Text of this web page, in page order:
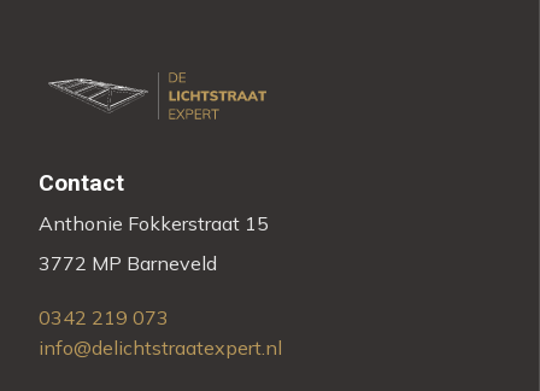
Contact
Anthonie Fokkerstraat 15
3772 MP Barneveld
0342 219 073
info@delichtstraatexpert.nl